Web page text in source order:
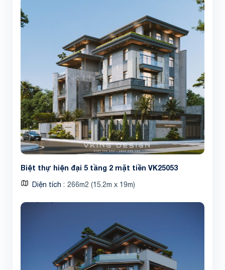
Biệt thự hiện đại 5 tầng 2 mặt tiền VK25053
Diện tích 266m2 (15.2m x 19m)